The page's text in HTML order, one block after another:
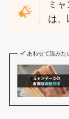
ミ
は、
あわせて読みた